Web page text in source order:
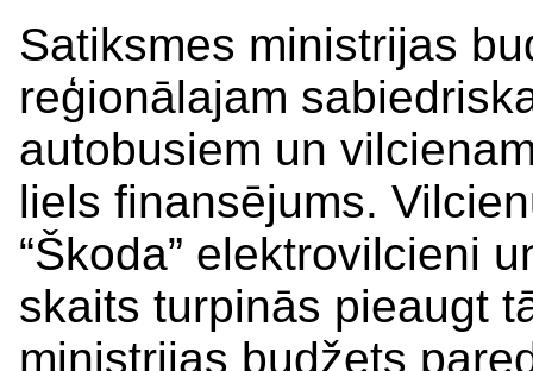
Satiksmes ministrijas
reģionālajam
autobusiem un
liels finansējums.
“Škoda” elektrovilcieni
skaits turpinās pieaugt
ministrijas budžets